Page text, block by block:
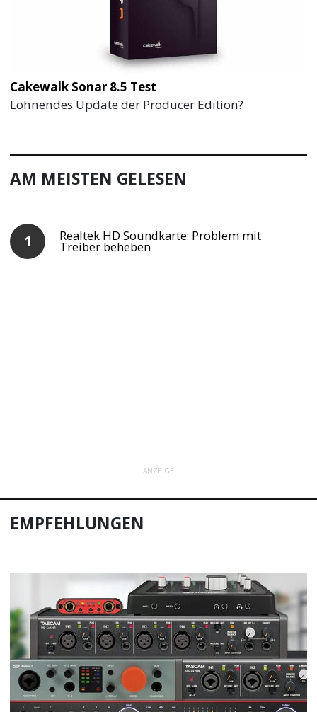
Cakewalk Sonar 8.5 Test
Lohnendes Update der Producer Edition?
AM MEISTEN GELESEN
Realtek HD Soundkarte: Problem mit
Treiber beheben
ANZEIGE
EMPFEHLUNGEN